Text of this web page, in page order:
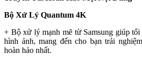
Bộ Xử Lý Quantum 4K
+ Bộ xử lý mạnh mẽ từ Samsung giúp
hình ảnh, mang đến cho bạn trải
hoàn hảo nhất.